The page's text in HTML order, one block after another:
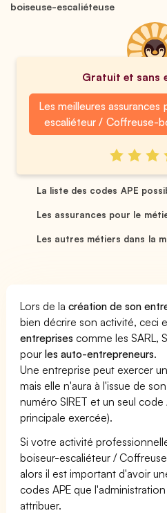
boiseuse-escaliéteuse
Gratuit et sans
Les meilleures
escaliéteur / Coffreuse-
La liste des codes APE
Les assurances pour le
Les autres métiers dans la
Lors de lacréation de son
bien décrire son activité, ceci
entreprises comme les SARL,
pourles auto-entrepreneurs.
Une entreprise peut exercer
mais elle n'aura à l'issue de
numéro SIRET et un seul code
principale exercée).
Si votre activité
boiseur-escaliéteur /
alors il est important d'avoir
codes APE que l'administration
attribuer.